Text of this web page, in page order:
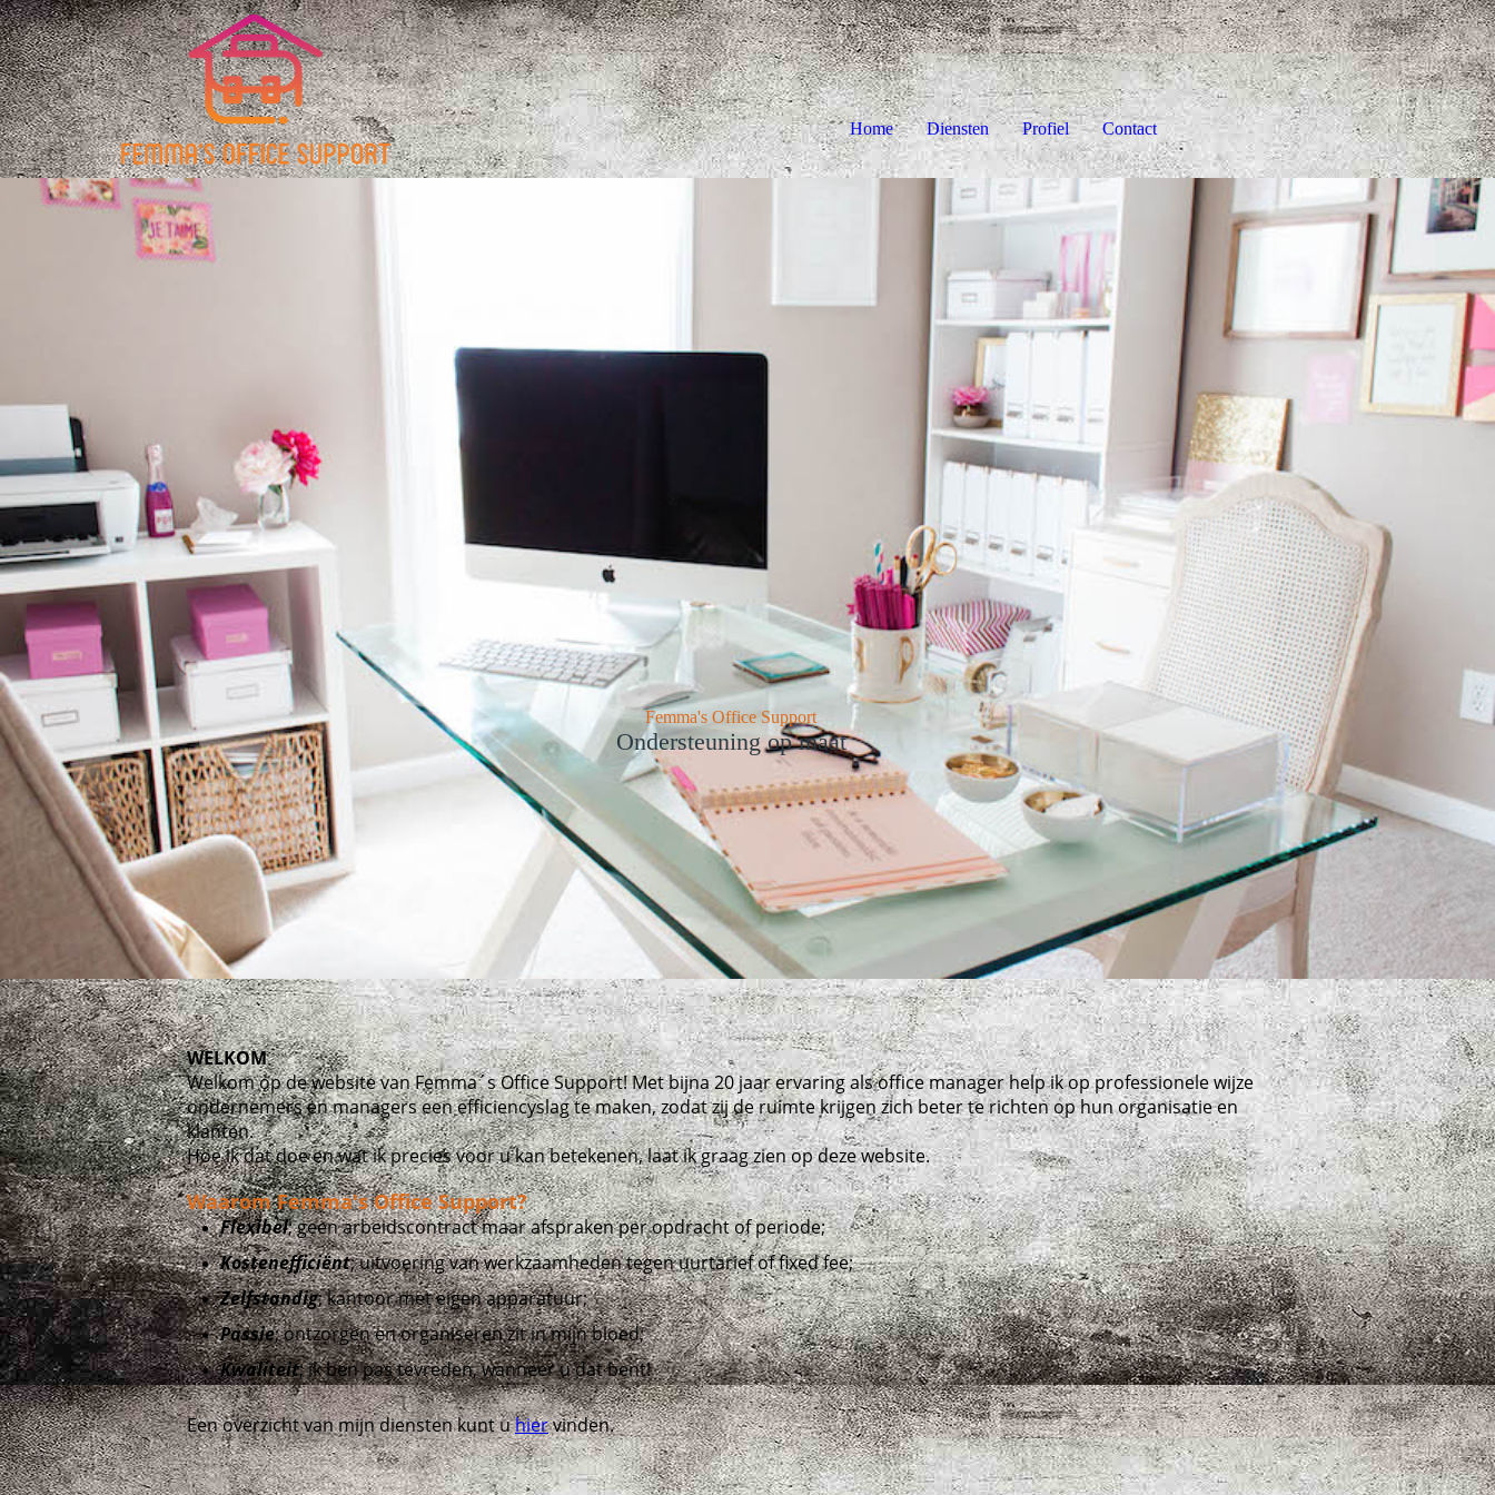
Home Diensten Profiel Contact
Femma's Office Support
Ondersteuning op maat
WELKOM
Welkom op de website van Femma´s Office Support! Met bijna 20 jaar ervaring als office manager help ik op professionele wijze
ondernemers en managers een efficiencyslag te maken, zodat zij de ruimte krijgen zich beter te richten op hun organisatie en
klanten.
Hoe ik dat doe en wat ik precies voor u kan betekenen, laat ik graag zien op deze website.
Waarom Femma's Office Support?
Flexibel; geen arbeidscontract maar afspraken per opdracht of periode;
Kostenefficiënt; uitvoering van werkzaamheden tegen uurtarief of fixed fee;
Zelfstandig; kantoor met eigen apparatuur;
Passie; ontzorgen en organiseren zit in mijn bloed;
Kwaliteit; ik ben pas tevreden, wanneer u dat bent!
Een overzicht van mijn diensten kunt uhiervinden.